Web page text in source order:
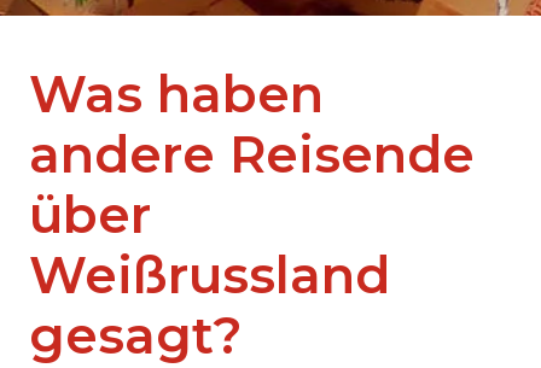
Was haben
andere Reisende
über
Weißrussland
gesagt?